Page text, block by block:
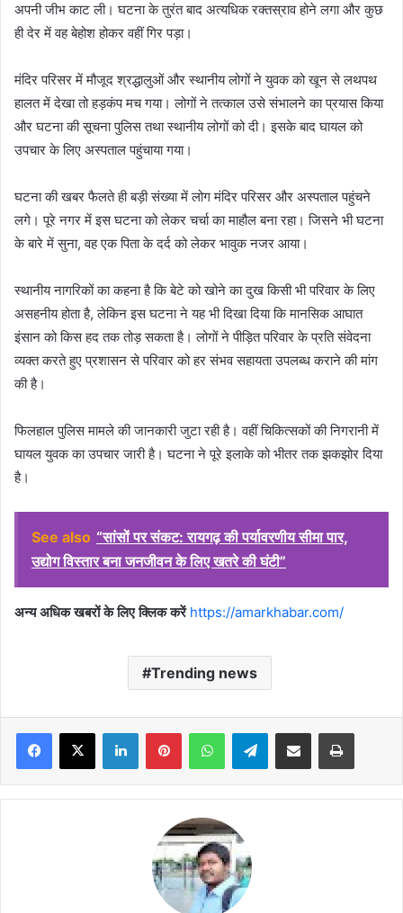
अपनी जीभ काट ली। घटना के तुरंत बाद अत्यधिक रक्तस्राव होने लगा और कुछ
ही देर में वह बेहोश होकर वहीं गिर पड़ा।
मंदिर परिसर में मौजूद श्रद्धालुओं और स्थानीय लोगों ने युवक को खून से लथपथ
हालत में देखा तो हड़कंप मच गया। लोगों ने तत्काल उसे संभालने का प्रयास किया
और घटना की सूचना पुलिस तथा स्थानीय लोगों को दी। इसके बाद घायल को
उपचार के लिए अस्पताल पहुंचाया गया।
घटना की खबर फैलते ही बड़ी संख्या में लोग मंदिर परिसर और अस्पताल पहुंचने
लगे। पूरे नगर में इस घटना को लेकर चर्चा का माहौल बना रहा। जिसने भी घटना
के बारे में सुना, वह एक पिता के दर्द को लेकर भावुक नजर आया।
स्थानीय नागरिकों का कहना है कि बेटे को खोने का दुख किसी भी परिवार के लिए
असहनीय होता है, लेकिन इस घटना ने यह भी दिखा दिया कि मानसिक आघात
इंसान को किस हद तक तोड़ सकता है। लोगों ने पीड़ित परिवार के प्रति संवेदना
व्यक्त करते हुए प्रशासन से परिवार को हर संभव सहायता उपलब्ध कराने की मांग
की है।
फिलहाल पुलिस मामले की जानकारी जुटा रही है। वहीं चिकित्सकों की निगरानी में
घायल युवक का उपचार जारी है। घटना ने पूरे इलाके को भीतर तक झकझोर दिया
है।
See also “सांसों पर संकट: रायगढ़ की पर्यावरणीय सीमा पार,
उद्योग विस्तार बना जनजीवन के लिए खतरे की घंटी”
अन्य अधिक खबरों के लिए क्लिक करें https://amarkhabar.com/
Trending news
Facebook
X LinkedInPinterestWhatsAppTelegramShare via Email Print